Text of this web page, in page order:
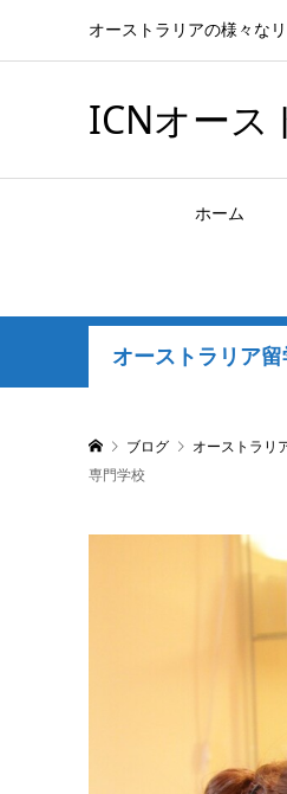
オーストラリアの様々な
ICNオース
ホーム
オーストラリア留
ブログ オーストラリ
専門学校